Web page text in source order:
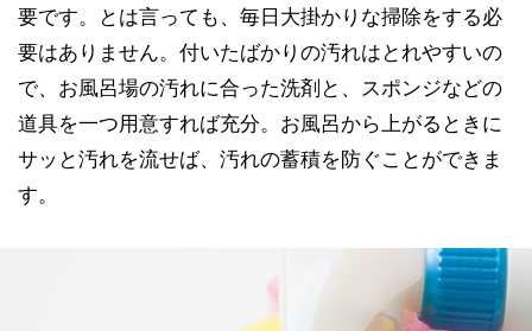
要です。とは言っても、毎日大掛かりな掃除をする必
要はありません。付いたばかりの汚れはとれやすいの
で、お風呂場の汚れに合った洗剤と、スポンジなどの
道具を一つ用意すれば充分。お風呂から上がるときに
サッと汚れを流せば、汚れの蓄積を防ぐことができま
す。